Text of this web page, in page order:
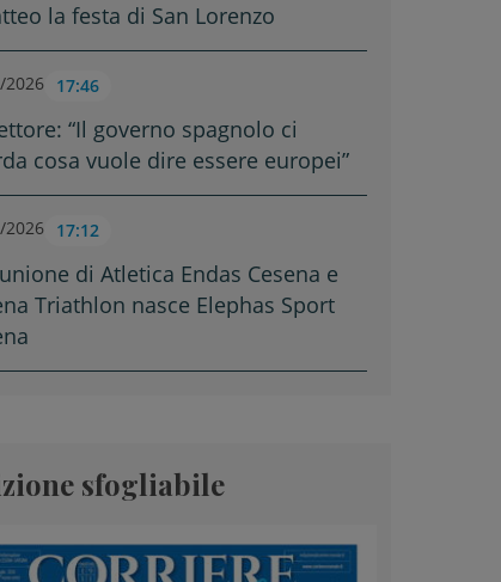
la festa di San Lorenzo
17:46
“Il governo spagnolo ci
cosa vuole dire essere europei”
17:12
di Atletica Endas Cesena e
Triathlon nasce Elephas Sport
sfogliabile